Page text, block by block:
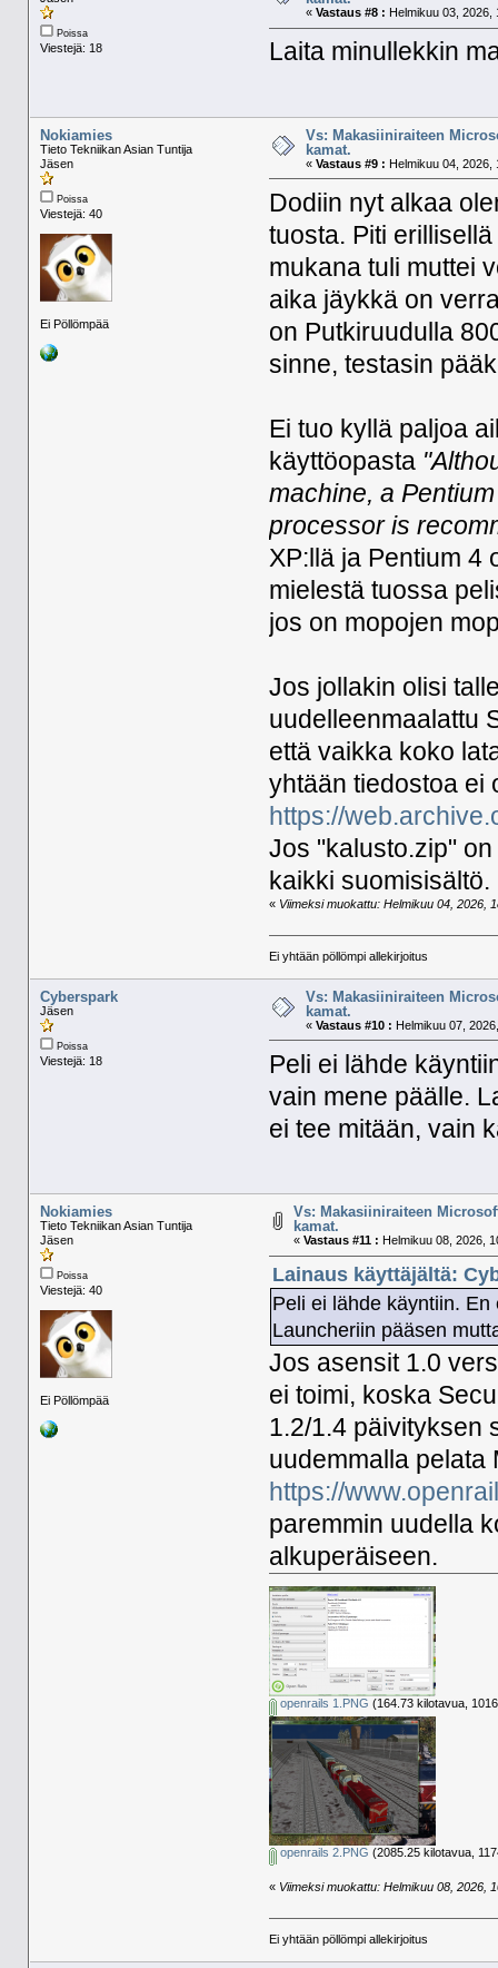
Poissa
Viestejä: 18
« Vastaus #8 : Helmikuu 03, 2026,
Laita minullekkin
Nokiamies
Tieto Tekniikan Asian Tuntija
Jäsen
Poissa
Viestejä: 40
Ei Pöllömpää
Vs: Makasiiniraiteen
kamat.
« Vastaus #9 : Helmikuu 04, 2026,
Dodiin nyt alkaa
tuosta. Piti
mukana tuli muttei
aika jäykkä on
on Putkiruudulla
sinne, testasin
Ei tuo kyllä paljoa
käyttöopasta
machine, a
processor is
XP:llä ja Pentium
mielestä tuossa
jos on mopojen
Jos jollakin olisi
uudelleenmaalattu
että vaikka koko
yhtään tiedostoa ei
https://
Jos "kalusto.zip"
kaikki suomisisältö.
« Viimeksi muokattu: Helmikuu 04, 2026,
Ei yhtään pöllömpi allekirjoitus
Cyberspark
Jäsen
Poissa
Viestejä: 18
Vs: Makasiiniraiteen
kamat.
« Vastaus #10 : Helmikuu 07,
Peli ei lähde
vain mene päälle.
ei tee mitään, vain
Nokiamies
Tieto Tekniikan Asian Tuntija
Jäsen
Poissa
Viestejä: 40
Ei Pöllömpää
Vs: Makasiiniraiteen
kamat.
« Vastaus #11 : Helmikuu 08, 2026,
Lainaus käyttäjältä:
Peli ei lähde käyntiin.
Launcheriin pääsen
Jos asensit 1.0
ei toimi, koska
1.2/1.4 päivityksen
uudemmalla pelata
https://
paremmin uudella
alkuperäiseen.
openrails 1.PNG (164.73 kilotavua,
openrails 2.PNG (2085.25 kilotavua,
« Viimeksi muokattu: Helmikuu 08, 2026,
Ei yhtään pöllömpi allekirjoitus